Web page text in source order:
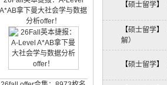
A*AB拿下曼大社会学与数据
分析offer！
26fall offer合集：8973枚名
【硕士留学】
【硕士留学】
解）
【硕士留学】